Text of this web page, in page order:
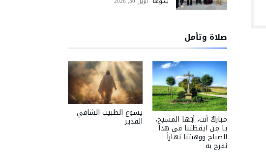
صلاة وتأمل
يسوع الطبيب الشافي
القدير مباركٌ أنت، أيّها المسيح،
يا من ايقظتنا في هذا
الصباح ووهبتنا نهاراً
نفرح به